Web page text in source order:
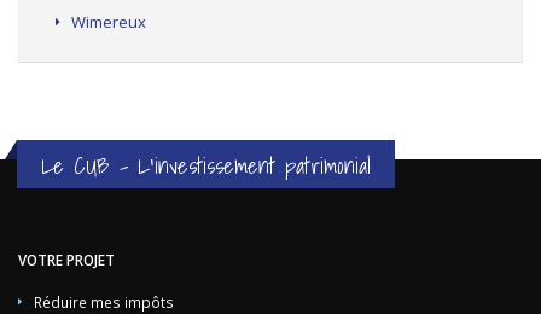
Wimereux
Le CUB - L'investissement patrimonial
VOTRE PROJET
Réduire mes impôts